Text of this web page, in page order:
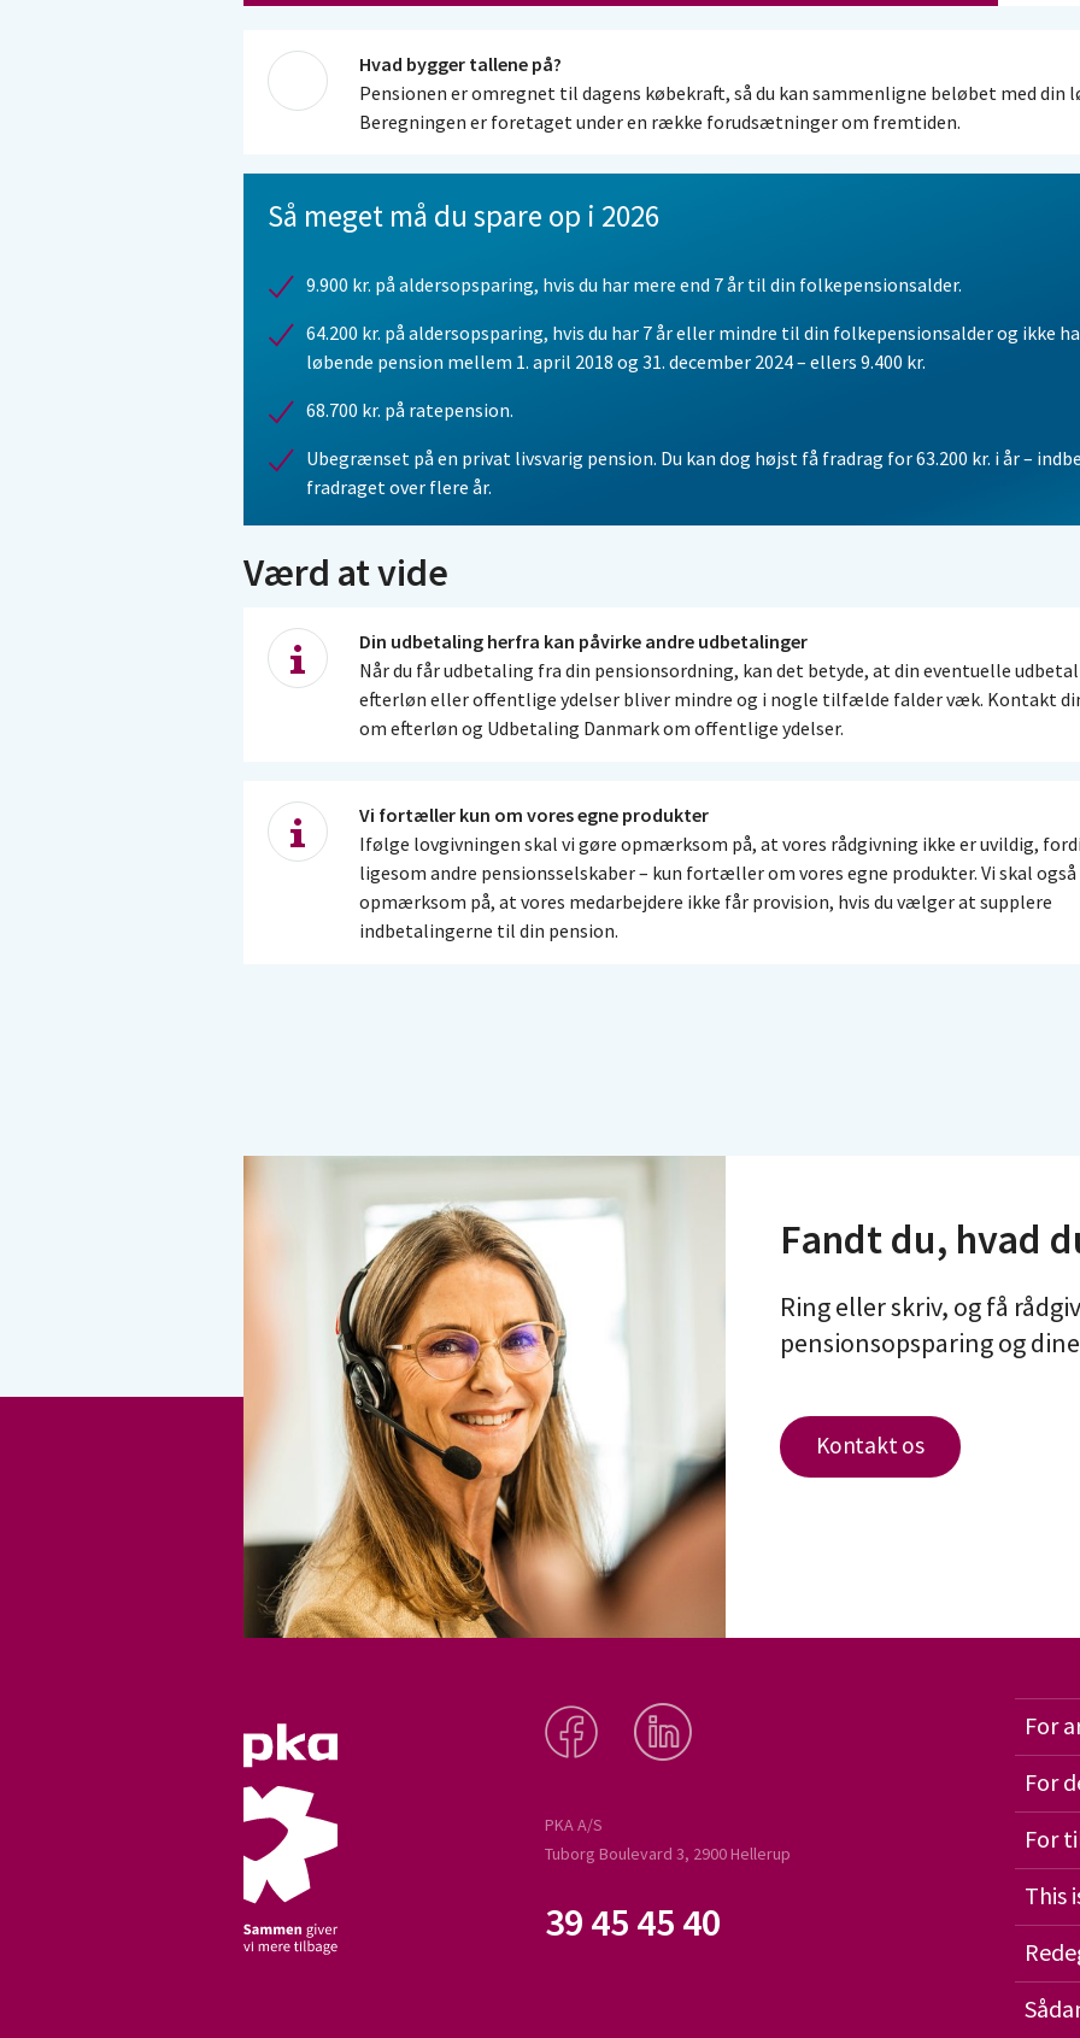
Hvad bygger tallene på?
Pensionen er omregnet til dagens købekraft, så du kan sammenligne beløbet med din
Beregningen er foretaget under en række forudsætninger om fremtiden.
Forudsætningerne vedrører først og fremmest kontorenten og inflationen. Udvikler
størrelser sig anderledes, end vi har forudsat, vil udbetalingerne også ændre sig i
pensioner, du kan se.
I beregningen har vi forudsat en årlig inflation på 2 % og en lige så stor regulering af dine
kontorente før skat på 5,5 %. Der er indregnet administrationsomkostninger på 1,20
indbetalingerne.
Pensionen er beregnet ved 70 år.
Så meget må du spare op i 2026
9.900 kr. på aldersopsparing, hvis du har mere end 7 år til din folkepensionsalder.
64.200 kr. på aldersopsparing, hvis du har 7 år eller mindre til din folkepensionsalder og ikke
løbende pension mellem 1. april 2018 og 31. december 2024 – ellers 9.400 kr.
68.700 kr. på ratepension.
Ubegrænset på en privat livsvarig pension. Du kan dog højst få fradrag for 63.200 kr. i år –
fradraget over flere år.
Værd at vide
Din udbetaling herfra kan påvirke andre udbetalinger
Når du får udbetaling fra din pensionsordning, kan det betyde, at din eventuelle
efterløn eller offentlige ydelser bliver mindre og i nogle tilfælde falder væk. Kontakt
om efterløn og Udbetaling Danmark om offentlige ydelser.
Vi fortæller kun om vores egne produkter
Ifølge lovgivningen skal vi gøre opmærksom på, at vores rådgivning ikke er uvildig,
ligesom andre pensionsselskaber – kun fortæller om vores egne produkter. Vi skal også
opmærksom på, at vores medarbejdere ikke får provision, hvis du vælger at supplere
indbetalingerne til din pension.
Fandt du, hvad
Ring eller skriv, og få
pensionsopsparing og
Kontakt os
PKA A/S
Tuborg Boulevard 3, 2900 Hellerup
39 45 45 40
For
For
For
This